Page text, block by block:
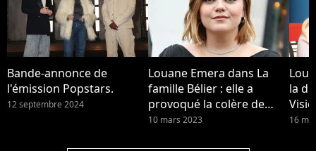
Bande-annonce de
l'émission Popstars.
12 septembre 2024
Louane Emera dans La
famille Bélier : elle a
provoqué la colère de
Michel Sardou
10 mars 2023
la
ou
16